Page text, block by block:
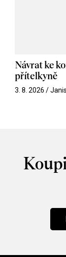
Návrat ke
přítelkyně
3. 8. 2026 /